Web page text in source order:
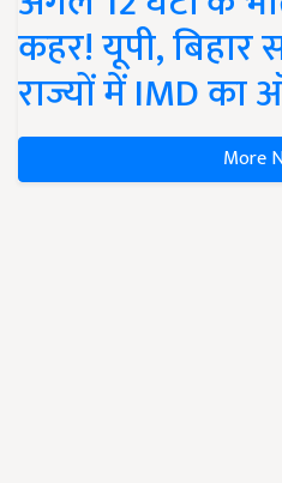
कहर! यूपी, बिहार
राज्यों में IMD का
More